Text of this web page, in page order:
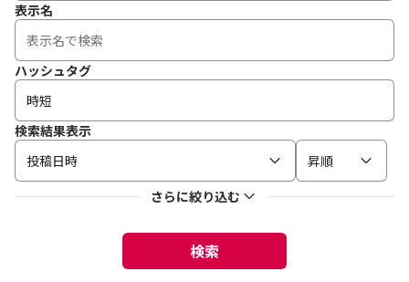
表示名
ハッシュタグ
検索結果表示
投稿日時
昇順
さらに絞り込む
検索